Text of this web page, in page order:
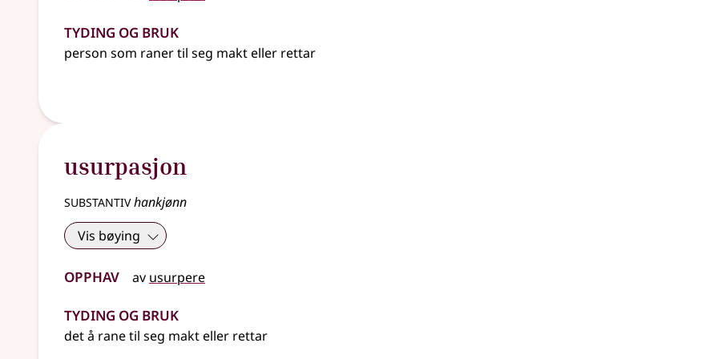
Tyding og bruk
person som raner til seg makt eller rettar
usurpasjon
substantivhankjønn
Vis bøying
Opphav av usurpere
Tyding og bruk
det å rane til seg makt eller rettar